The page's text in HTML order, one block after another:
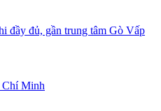
đầy đủ, gần trung tâm Gò Vấp
Chí Minh